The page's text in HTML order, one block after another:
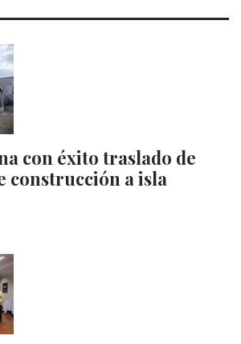
con éxito traslado de
construcción a isla